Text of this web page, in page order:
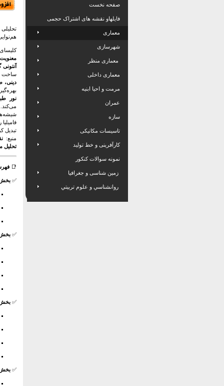
آنتونی
ساخت
دینی،
نور
تبدیل
منبع:
تحلیل
📑
✅ بخش
✅ بخش
✅ بخش
✅ بخش
صفحه نخست
فایلهاو نقشه های اشتراک حجمی
معماری
شهرسازی
معماری منظر
معماری داخلی
مرمت و احیا ابنیه
عمران
سازه
تاسیسات مکانیکی
کارآفرینی و خط تولید
نمونه سوالات کنکور
زمین شناسی و جغرافیا
روانشناسي و علوم تربيتي